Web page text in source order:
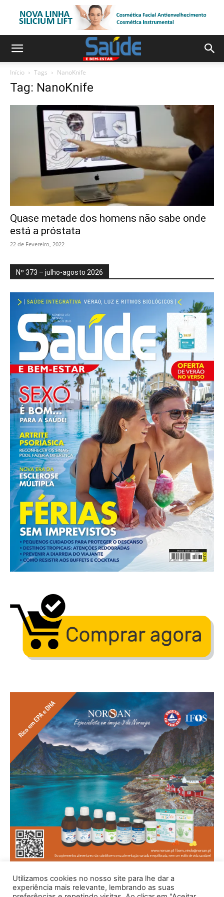
Início Tags NanoKnife
Tag: NanoKnife
Quase metade dos homens não sabe onde
está a próstata
22 de Fevereiro, 2022
Nº 373 – julho-agosto 2026
Utilizamos cookies no nosso site para lhe dar a
experiência mais relevante, lembrando as suas